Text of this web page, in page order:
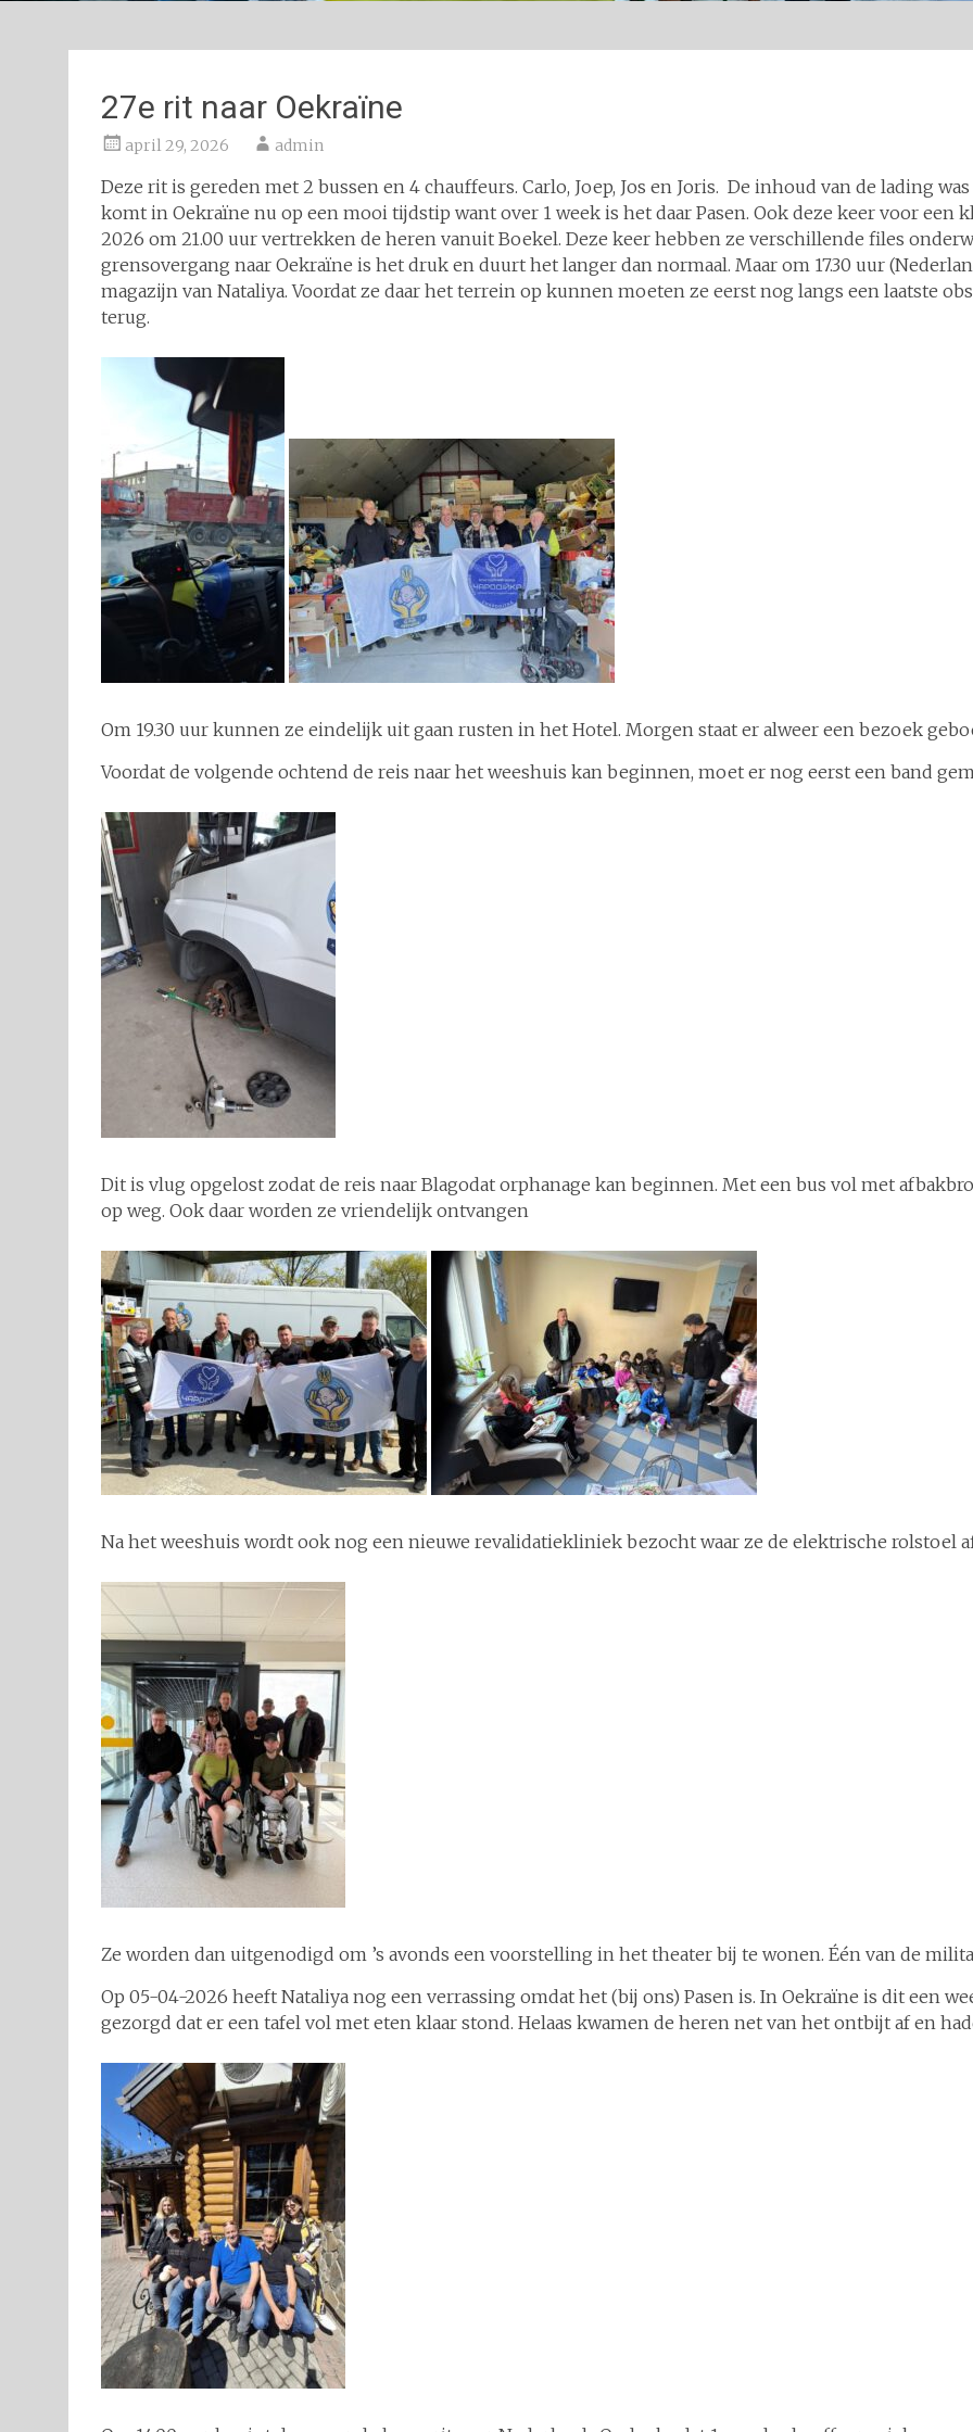
27e rit naar Oekraïne
april 29, 2026 admin
Deze rit is gereden met 2 bussen en 4 chauffeurs. Carlo, Joep, Jos en Joris. De inhoud van de lading
komt in Oekraïne nu op een mooi tijdstip want over 1 week is het daar Pasen. Ook deze keer voor
2026 om 21.00 uur vertrekken de heren vanuit Boekel. Deze keer hebben ze verschillende files
grensovergang naar Oekraïne is het druk en duurt het langer dan normaal. Maar om 17.30 uur
magazijn van Nataliya. Voordat ze daar het terrein op kunnen moeten ze eerst nog langs een laatste
terug.
Om 19.30 uur kunnen ze eindelijk uit gaan rusten in het Hotel. Morgen staat er alweer een bezoek
Voordat de volgende ochtend de reis naar het weeshuis kan beginnen, moet er nog eerst een band
Dit is vlug opgelost zodat de reis naar Blagodat orphanage kan beginnen. Met een bus vol met
op weg. Ook daar worden ze vriendelijk ontvangen
Na het weeshuis wordt ook nog een nieuwe revalidatiekliniek bezocht waar ze de elektrische rolstoel
Ze worden dan uitgenodigd om ’s avonds een voorstelling in het theater bij te wonen. Één van de
Op 05-04-2026 heeft Nataliya nog een verrassing omdat het (bij ons) Pasen is. In Oekraïne is dit een
gezorgd dat er een tafel vol met eten klaar stond. Helaas kwamen de heren net van het ontbijt af en